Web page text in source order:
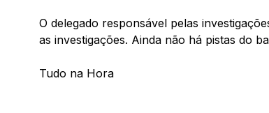
O delegado responsável pelas
as investigações. Ainda não há pistas do
Tudo na Hora